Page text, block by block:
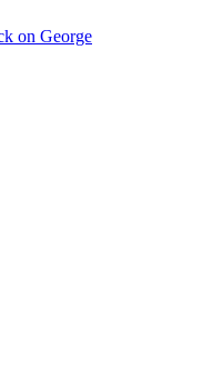
on George